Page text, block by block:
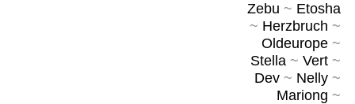
Zebu ~ Etosha
~ Herzbruch ~
Oldeurope~
Stella~ Vert~
Dev~ Nelly~
Mariong ~